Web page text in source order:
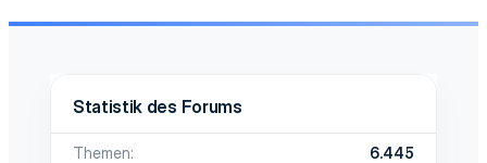
Statistik des Forums
Themen
6.445